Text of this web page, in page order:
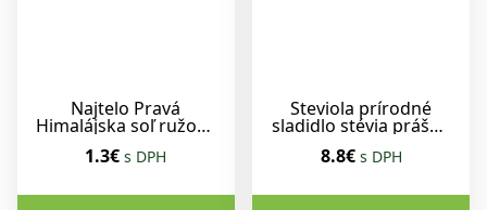
Najtelo Pravá
Himalájska soľ ružová
1.3€ s DPH
Steviola prírodné
sladidlo stévia prášok
8.8€ s DPH